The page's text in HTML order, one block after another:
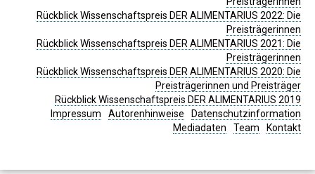
Rückblick Wissenschaftspreis DER ALIMENTARIUS 2022: Die
Preisträgerinnen
Rückblick Wissenschaftspreis DER ALIMENTARIUS 2021: Die
Preisträgerinnen
Rückblick Wissenschaftspreis DER ALIMENTARIUS 2020: Die
Preisträgerinnen und Preisträger
Rückblick Wissenschaftspreis DER ALIMENTARIUS 2019
Impressum
Autorenhinweise
Datenschutzinformation
Mediadaten
Team Kontakt